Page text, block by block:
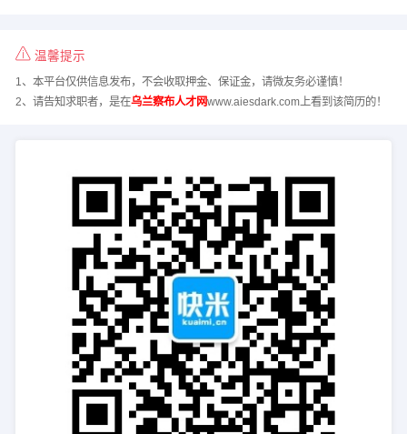
温馨提示
1、本平台仅供信息发布，不会收取押金、保证金，请微友务必谨慎！
2、请告知求职者，是在乌兰察布人才网www.aiesdark.com上看到该简历的！